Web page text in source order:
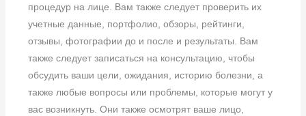
процедур на лице. Вам также следует проверить их
учетные данные, портфолио, обзоры, рейтинги,
отзывы, фотографии до и после и результаты. Вам
также следует записаться на консультацию, чтобы
обсудить ваши цели, ожидания, историю болезни, а
также любые вопросы или проблемы, которые могут у
вас возникнуть. Они также осмотрят ваше лицо,